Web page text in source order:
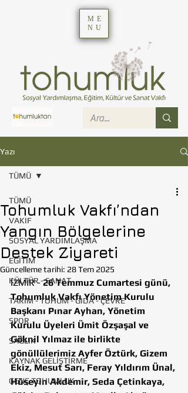
ME
NU
Yazı
TÜMÜ
VAKIF
SOSYAL YARDIMLAŞMA
EĞİTİM
KÜLTÜR - SANAT
TARIM - TOHUM - GIDA - ÇEVRE
SPOR
SAĞLIK
KAYNAK GELİŞTİRME
GENÇ TOHUMLUK
TÜMÜ
Tohumluk Vakfı’ndan
Yangın Bölgelerine
Destek Ziyareti
Güncelleme tarihi: 28 Tem 2025
İZMİR - 26 Temmuz Cumartesi günü,
Tohumluk Vakfı Yönetim Kurulu
Başkanı Pınar Ayhan, Yönetim
Kurulu Üyeleri Ümit Özşaşal ve
Göknil Yılmaz ile birlikte
gönüllülerimiz Ayfer Öztürk, Gizem
Ekiz, Mesut Sarı, Feray Yıldırım Ünal,
Hüseyin Akdemir, Seda Çetinkaya,